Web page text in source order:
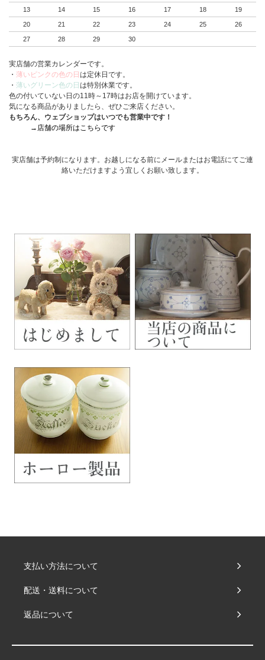
13 14 15 16 17 18 19
20 21 22 23 24 25 26
27 28 29 30
実店舗の営業カレンダーです。
・ 薄いピンクの色の日 は定休日です。
・ 薄いグリーン色の日 は特別休業です。
色の付いていない日の11時～17時はお店を開けています。
気になる商品がありましたら、ぜひご来店ください。
もちろん、ウェブショップはいつでも営業中です！
→店舗の場所はこちらです
実店舗は予約制になります。お越しになる前にメールまたはお電話にてご連
絡いただけますよう宜しくお願い致します。
支払い方法について
配送・送料について
返品について